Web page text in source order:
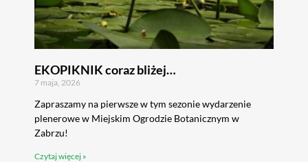
EKOPIKNIK coraz bliżej…
7 maja, 2026
Zapraszamy na pierwsze w tym sezonie wydarzenie
plenerowe w Miejskim Ogrodzie Botanicznym w
Zabrzu!
Czytaj więcej »